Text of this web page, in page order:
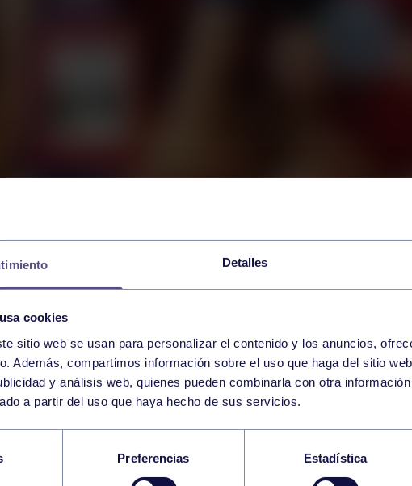
Detalles
cookies
sitio web se usan para personalizar el contenido y los anuncios,
Además, compartimos información sobre el uso que haga del sitio
y análisis web, quienes pueden combinarla con otra
a partir del uso que haya hecho de sus servicios.
Preferencias Estadística
FEMENINA